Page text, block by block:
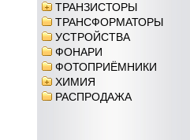
ТРАНЗИСТОРЫ
ТРАНСФОРМАТОРЫ
УСТРОЙСТВА
ФОНАРИ
ФОТОПРИЁМНИКИ
ХИМИЯ
РАСПРОДАЖА